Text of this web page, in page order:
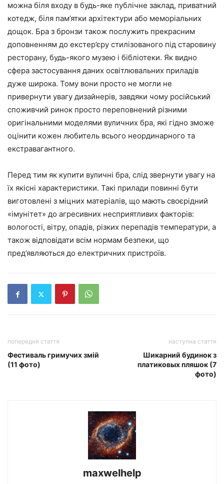
можна біля входу в будь-яке публічне заклад, приватний
котедж, біля пам’ятки архітектури або меморіальних
дощок. Бра з бронзи також послужить прекрасним
доповненням до екстер’єру стилізованого під старовину
ресторану, будь-якого музею і бібліотеки. Як видно
сфера застосування даних освітлювальних приладів
дуже широка. Тому вони просто не могли не
привернути увагу дизайнерів, завдяки чому російський
споживчий ринок просто переповнений різними
оригінальними моделями вуличних бра, які гідно зможе
оцінити кожен любитель всього неординарного та
екстравагантного.
Перед тим як купити вуличні бра, слід звернути увагу на
їх якісні характеристики. Такі прилади повинні бути
виготовлені з міцних матеріалів, що мають своєрідний
«імунітет» до агресивних несприятливих факторів:
вологості, вітру, опадів, різких перепадів температури, а
також відповідати всім нормам безпеки, що
пред’являються до електричних пристроїв.
попередня стаття
Фестиваль гримучих змій
(11 фото)
наступна стаття
Шикарний будинок з
платиковых пляшок (7
фото)
maxwelhelp